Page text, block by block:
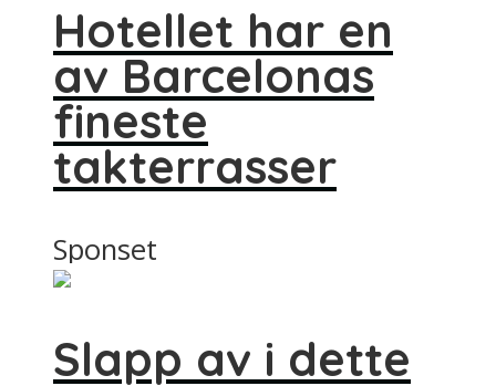
Hotellet har en
av Barcelonas
fineste
takterrasser
Sponset
Slapp av i dette